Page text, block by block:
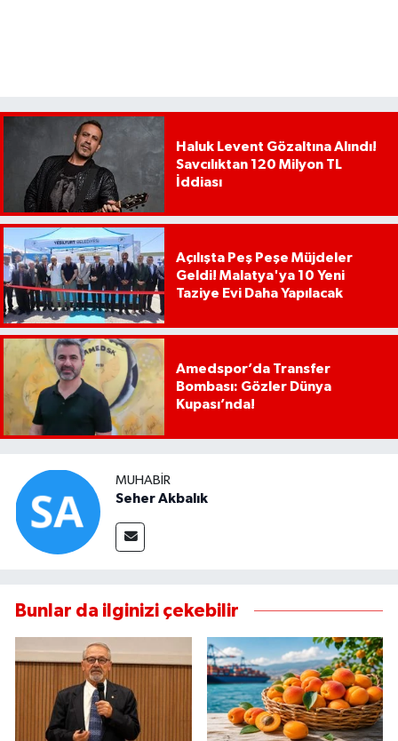
Haluk Levent Gözaltına Alındı!
Savcılıktan 120 Milyon TL
İddiası
Açılışta Peş Peşe Müjdeler
Geldi! Malatya'ya 10 Yeni
Taziye Evi Daha Yapılacak
Amedspor’da Transfer
Bombası: Gözler Dünya
Kupası’nda!
MUHABIR
Seher Akbalık
Bunlar da ilginizi çekebilir